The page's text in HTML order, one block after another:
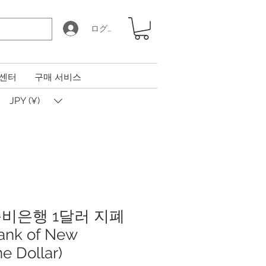
ログイン
터 구매 서비스
JPY (¥)
은행 1달러 지폐
of New
Dollar)